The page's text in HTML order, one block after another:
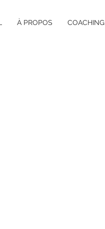
À PROPOS COACHING